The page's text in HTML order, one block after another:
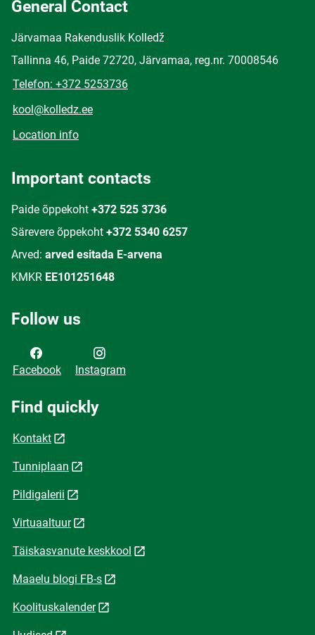
General Contact
Järvamaa Rakenduslik Kolledž
Tallinna 46, Paide 72720, Järvamaa, reg.nr. 70008546
Telefon: +372 5253736
kool@kolledz.ee
Location info
Important contacts
Paide õppekoht +372 525 3736
Särevere õppekoht +372 5340 6257
Arved: arved esitada E-arvena
KMKR EE101251648
Follow us
Facebook Instagram
Find quickly
Kontakt
Tunniplaan
Pildigalerii
Virtuaaltuur
Täiskasvanute keskkool
Maaelu blogi FB-s
Koolituskalender